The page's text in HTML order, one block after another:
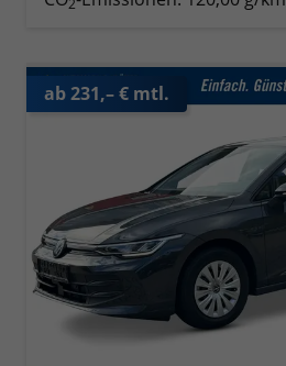
ab 231,– € mtl.